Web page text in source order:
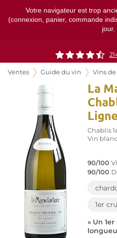
Votre navigateur est trop
(connexion, panier, commande
jour.
Ventes Guide du vin Vins
La
Chablis
Vin blanc
90/100
90/100
1er cru
« Un